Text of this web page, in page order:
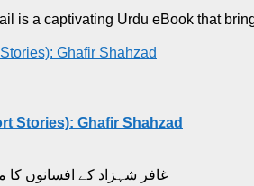
is a captivating Urdu eBook that
Ghafir Shahzad
Stories): Ghafir Shahzad